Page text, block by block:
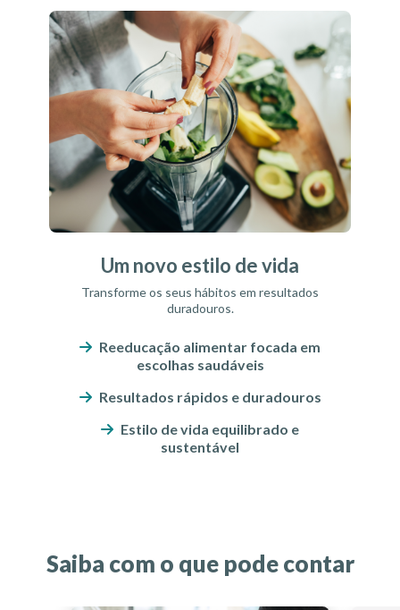
Um novo estilo de vida">
Um novo estilo de vida
Transforme os seus hábitos em resultados
duradouros.
Reeducação alimentar focada em
escolhas saudáveis
Resultados rápidos e duradouros
Estilo de vida equilibrado e
sustentável
Saiba com o que pode contar